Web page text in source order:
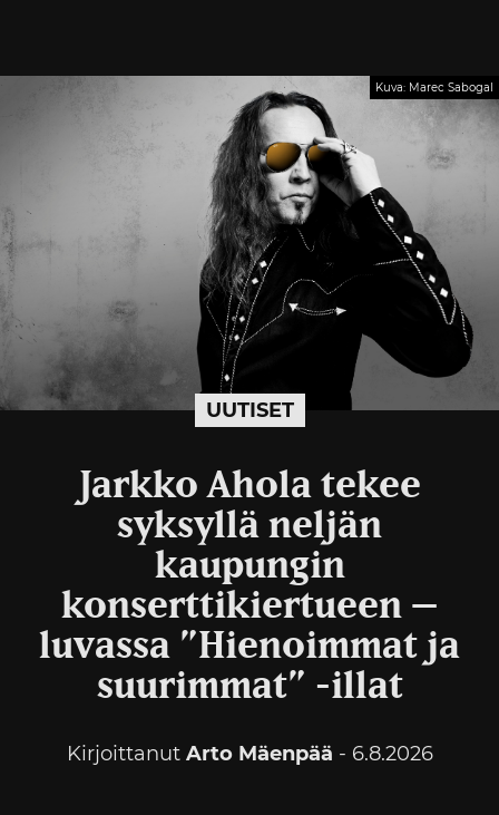
UUTISET
Kuva: Marec Sabogal
Jarkko Ahola tekee
syksyllä neljän
kaupungin
konserttikiertueen –
luvassa ”Hienoimmat ja
suurimmat” -illat
Kirjoittanut Arto Mäenpää - 6.8.2026